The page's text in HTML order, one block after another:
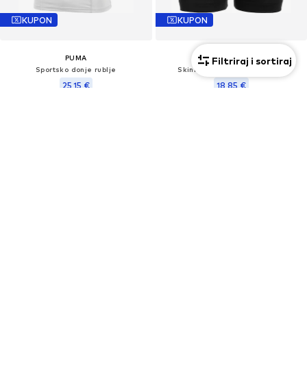
KUPON
PUMA
Sportsko donje rublje
25,15 €
KUPON
JAKO
Skinny Sportsko donje rublje
18,85 €
Filtriraj i sortiraj